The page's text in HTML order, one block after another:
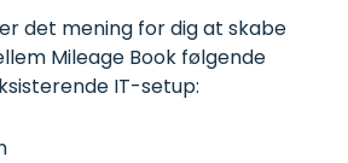
det mening for dig at skabe
Mileage Book følgende
IT-setup: